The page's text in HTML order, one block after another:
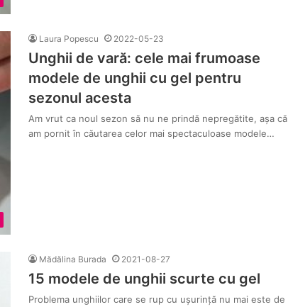
Laura Popescu 2022-05-23
Unghii de vară: cele mai frumoase
modele de unghii cu gel pentru
sezonul acesta
Am vrut ca noul sezon să nu ne prindă nepregătite, așa că
am pornit în căutarea celor mai spectaculoase modele…
Mădălina Burada 2021-08-27
15 modele de unghii scurte cu gel
Problema unghiilor care se rup cu ușurință nu mai este de